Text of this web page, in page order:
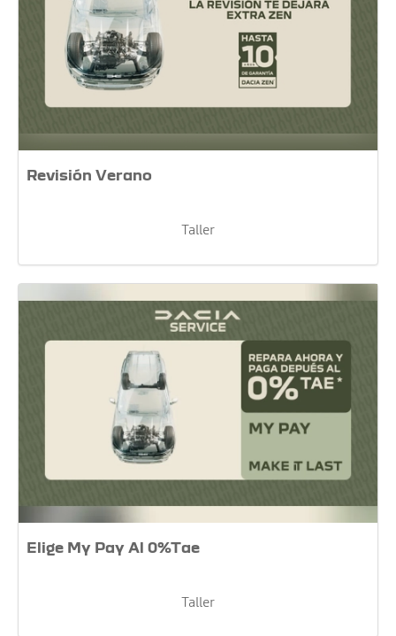
Revisión Verano
Taller
Elige My Pay Al 0%Tae
Taller